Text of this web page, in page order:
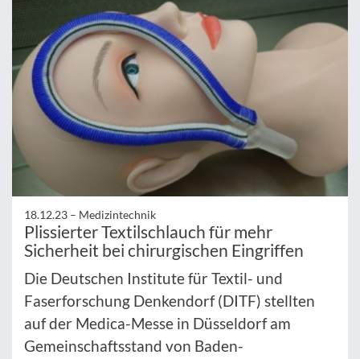
18.12.23 – Medizintechnik
Plissierter Textilschlauch für mehr
Sicherheit bei chirurgischen Eingriffen
Die Deutschen Institute für Textil- und
Faserforschung Denkendorf (DITF) stellten
auf der Medica-Messe in Düsseldorf am
Gemeinschaftsstand von Baden-